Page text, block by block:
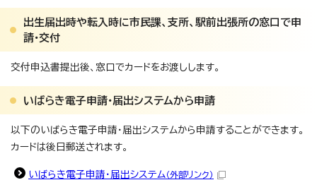
出生届出時や転入時に市民課、支所、駅前出張所の窓口で申
請・交付
交付申込書提出後、窓口でカードをお渡しします。
いばらき電子申請・届出システムから申請
以下のいばらき電子申請・届出システムから申請することができます。
カードは後日郵送されます。
いばらき電子申請・届出システム （外部リンク）